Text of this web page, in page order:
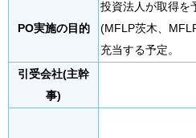
PO実施の目的
投資法人が取得を
(MFLP茨木、
充当する予定。
引受会社(主幹
事)